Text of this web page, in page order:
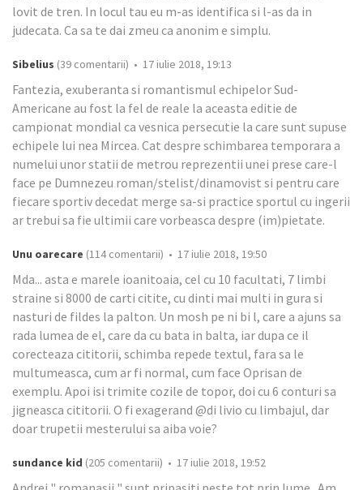
lovit de tren. In locul tau eu m-as identifica si l-as da in
judecata. Ca sa te dai zmeu ca anonim e simplu.
Sibelius (39 comentarii) • 17 iulie 2018, 19:13
Fantezia, exuberanta si romantismul echipelor Sud-
Americane au fost la fel de reale la aceasta editie de
campionat mondial ca vesnica persecutie la care sunt supuse
echipele lui nea Mircea. Cat despre schimbarea temporara a
numelui unor statii de metrou reprezentii unei prese care-l
face pe Dumnezeu roman/stelist/dinamovist si pentru care
fiecare sportiv decedat merge sa-si practice sportul cu ingerii
ar trebui sa fie ultimii care vorbeasca despre (im)pietate.
Unu oarecare (114 comentarii) • 17 iulie 2018, 19:50
Mda... asta e marele ioanitoaia, cel cu 10 facultati, 7 limbi
straine si 8000 de carti citite, cu dinti mai multi in gura si
nasturi de fildes la palton. Un mosh pe ni bi l, care a ajuns sa
rada lumea de el, care da cu bata in balta, iar dupa ce il
corecteaza cititorii, schimba repede textul, fara sa le
multumeasca, cum ar fi normal, cum face Oprisan de
exemplu. Apoi isi trimite cozile de topor, doi cu 6 conturi sa
jigneasca cititorii. O fi exagerand @di livio cu limbajul, dar
doar trupetii mesterului sa aiba voie?
sundance kid (205 comentarii) • 17 iulie 2018, 19:52